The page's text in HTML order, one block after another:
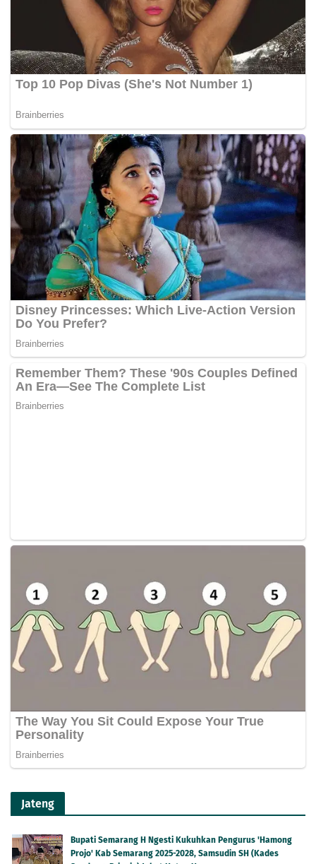
Jateng
Bupati Semarang H Ngesti Kukuhkan Pengurus 'Hamong
Projo' Kab Semarang 2025-2028, Samsudin SH (Kades